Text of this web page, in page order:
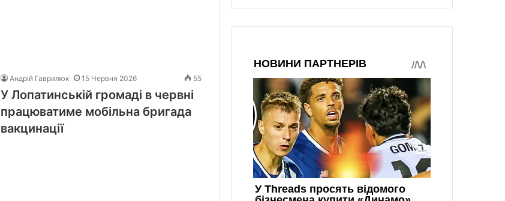
Андрій Гаврилюк 15 Червня 2026 55
У Лопатинській громаді в червні
працюватиме мобільна бригада
вакцинації